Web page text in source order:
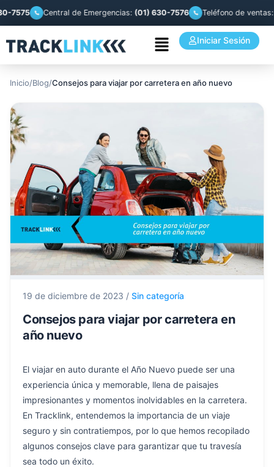
Central de Emergencias:(01) 630-7576 Teléfono de ventas:(51)
Iniciar Sesión
Inicio/Blog/Consejos para viajar por carretera en año nuevo
19 de diciembre de 2023 / Sin categoría
Consejos para viajar por carretera en
año nuevo
El viajar en auto durante el Año Nuevo puede ser una
experiencia única y memorable, llena de paisajes
impresionantes y momentos inolvidables en la carretera.
En Tracklink, entendemos la importancia de un viaje
seguro y sin contratiempos, por lo que hemos recopilado
algunos consejos clave para garantizar que tu travesía
sea todo un éxito.